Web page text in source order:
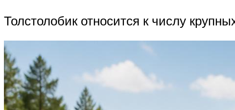
Толстолобик относится к числу